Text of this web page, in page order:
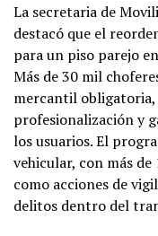
La secretaria de
destacó que el
para un piso parejo
Más de 30 mil
mercantil
profesionalización y
los usuarios. El
vehicular, con más
como acciones de
delitos dentro del